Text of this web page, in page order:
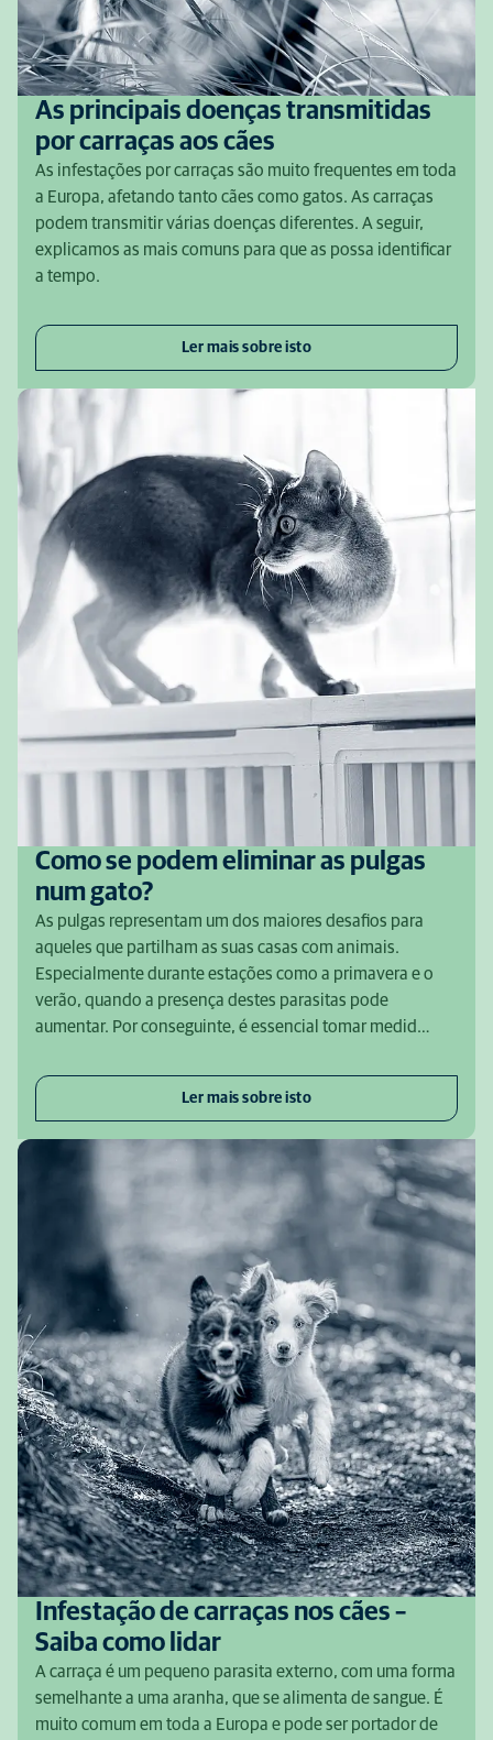
As principais doenças transmitidas
por carraças aos cães
As infestações por carraças são muito frequentes em toda
a Europa, afetando tanto cães como gatos. As carraças
podem transmitir várias doenças diferentes. A seguir,
explicamos as mais comuns para que as possa identificar
a tempo.
Ler mais sobre isto
Como se podem eliminar as pulgas
num gato?
As pulgas representam um dos maiores desafios para
aqueles que partilham as suas casas com animais.
Especialmente durante estações como a primavera e o
verão, quando a presença destes parasitas pode
aumentar. Por conseguinte, é essencial tomar medid…
Ler mais sobre isto
Infestação de carraças nos cães –
Saiba como lidar
A carraça é um pequeno parasita externo, com uma forma
semelhante a uma aranha, que se alimenta de sangue. É
muito comum em toda a Europa e pode ser portador de